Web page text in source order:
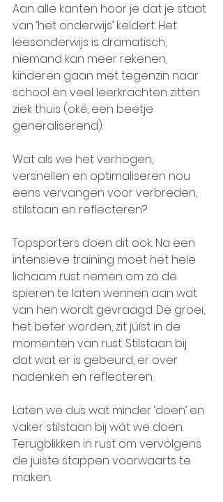
Aan alle kanten hoor je dat je staat
van ‘het onderwijs’ keldert. Het
leesonderwijs is dramatisch,
niemand kan meer rekenen,
kinderen gaan met tegenzin naar
school en veel leerkrachten zitten
ziek thuis (oké, een beetje
generaliserend).
Wat als we het verhogen,
versnellen en optimaliseren nou
eens vervangen voor verbreden,
stilstaan en reflecteren?
Topsporters doen dit ook. Na een
intensieve training moet het hele
lichaam rust nemen om zo de
spieren te laten wennen aan wat
van hen wordt gevraagd. De groei,
het beter worden, zit júíst in de
momenten van rust. Stilstaan bij
dat wat er is gebeurd, er over
nadenken en reflecteren.
Laten we dus wat minder ‘doen’ en
vaker stilstaan bij wát we doen.
Terugblikken in rust om vervolgens
de juiste stappen voorwaarts te
maken.